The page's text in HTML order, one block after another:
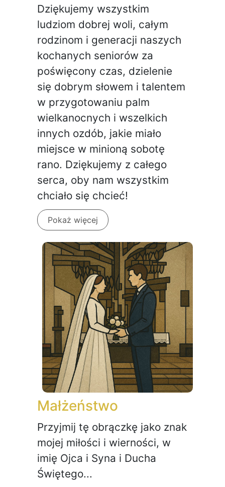
Dziękujemy wszystkim
ludziom dobrej woli, całym
rodzinom i generacji naszych
kochanych seniorów za
poświęcony czas, dzielenie
się dobrym słowem i talentem
w przygotowaniu palm
wielkanocnych i wszelkich
innych ozdób, jakie miało
miejsce w minioną sobotę
rano. Dziękujemy z całego
serca, oby nam wszystkim
chciało się chcieć!
Pokaż więcej
Małżeństwo
Przyjmij tę obrączkę jako znak
mojej miłości i wierności, w
imię Ojca i Syna i Ducha
Świętego...